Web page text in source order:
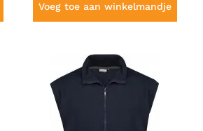
Voeg toe aan winkelmandje